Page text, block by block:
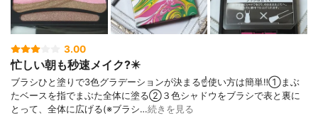
3.00
忙しい朝も秒速メイク?️✴️
ブラシひと塗りで3色グラデーションが決まる☝️使い方は簡単‼️①まぶ
たベースを指でまぶた全体に塗る②３色シャドウをブラシで表と裏に
とって、全体に広げる(※ブラシ…続きを見る